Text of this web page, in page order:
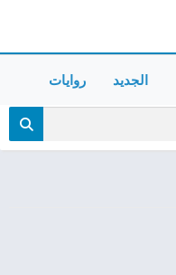
الجديد روايات